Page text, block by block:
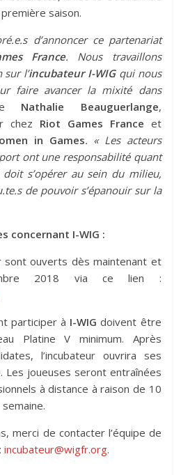
saison.
d’annoncer ce partenariat
France. Nous travaillons
l’incubateur I-WIGqui nous
faire avancer la mixité dans
Nathalie Beauguerlange,
chez Riot Games France et
in Games. « Les acteurs
ont une responsabilité quant
s’opérer au sein du milieu,
de pouvoir s’épanouir sur la
concernant I-WIG :
ouverts dès maintenant et
2018 via ce lien :
participer à I-WIG doivent être
Platine V minimum. Après
l’incubateur ouvrira ses
Les joueuses seront entraînées
à distance à raison de 10
merci de contacter l’équipe de
incubateur@wigfr.org.